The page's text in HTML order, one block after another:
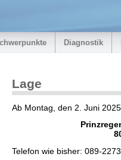
Diagnostik
Lage
Ab Montag, den 2. Juni
Telefon wie bisher: 089-